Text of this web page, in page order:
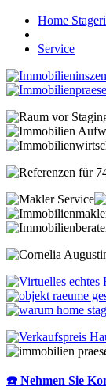
Home
Service
☎️ Nehmen Sie